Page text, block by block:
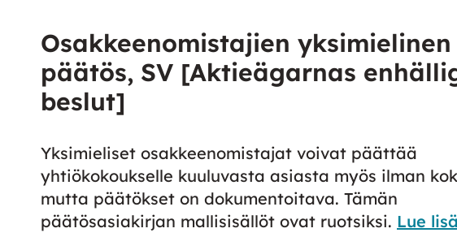
Osakkeenomistajien yksimielinen
päätös, SV [Aktieägarnas
beslut]
Yksimieliset osakkeenomistajat voivat päättää
yhtiökokoukselle kuuluvasta asiasta myös ilman
mutta päätökset on dokumentoitava. Tämän
päätösasiakirjan mallisisällöt ovat ruotsiksi. Lue